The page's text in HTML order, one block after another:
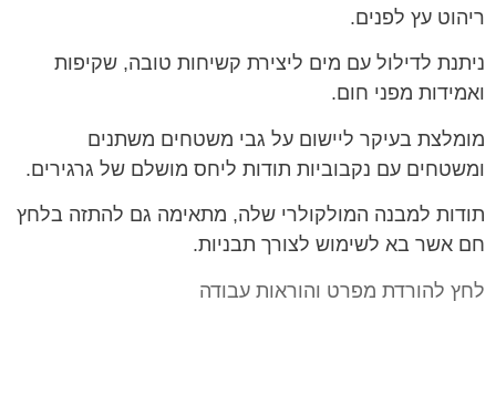
ריהוט עץ לפנים.
ניתנת לדילול עם מים ליצירת קשיחות טובה, שקיפות
ואמידות מפני חום.
מומלצת בעיקר ליישום על גבי משטחים משתנים
ומשטחים עם נקבוביות תודות ליחס מושלם של גרגירים.
תודות למבנה המולקולרי שלה, מתאימה גם להתזה בלחץ
חם אשר בא לשימוש לצורך תבניות.
לחץ להורדת מפרט והוראות עבודה